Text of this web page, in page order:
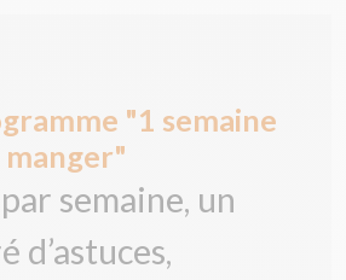
"1 semaine
semaine, un
d’astuces,